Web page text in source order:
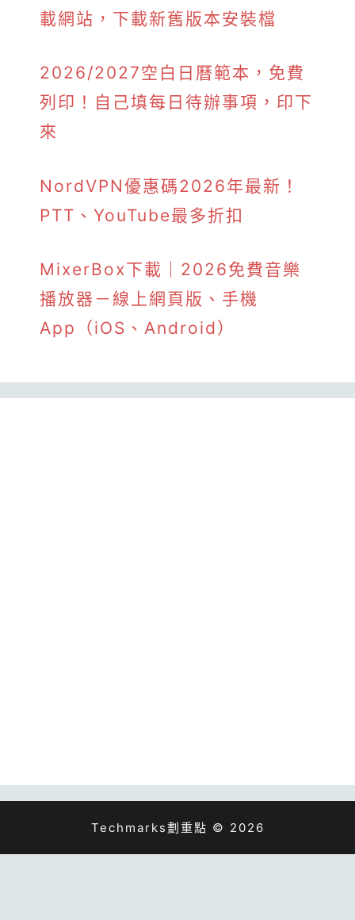
載網站，下載新舊版本安裝檔
2026/2027空白日曆範本，免費
列印！自己填每日待辦事項，印下
來
NordVPN優惠碼2026年最新！
PTT、YouTube最多折扣
MixerBox下載｜2026免費音樂
播放器－線上網頁版、手機
App（iOS、Android）
Techmarks劃重點 © 2026